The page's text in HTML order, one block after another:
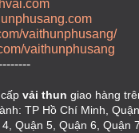
vaithunphusang/
vaithunphusang
vải thun giao hàng
TP Hồ Chí Minh, Quận
Quận 5, Quận 6, Quận 7,